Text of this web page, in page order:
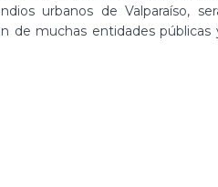
urbanos de Valparaíso,
de muchas entidades públicas